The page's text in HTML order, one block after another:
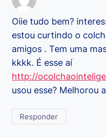
Oiie tudo bem?
estou curtindo o
amigos . Tem uma
kkkk. É esse aí
http://
usou esse? Melhorou
Responder